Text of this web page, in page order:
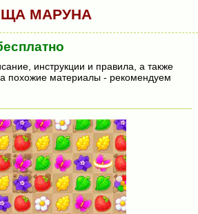
МАРУНА
инструкции и правила, а также
похожие материалы - рекомендуем